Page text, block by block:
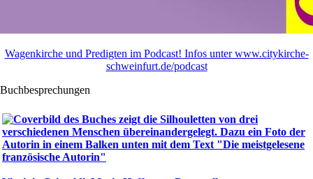
Wagenkirche und Predigten im Podcast! Infos unter www.citykirche-
schweinfurt.de/podcast
Buchbesprechungen